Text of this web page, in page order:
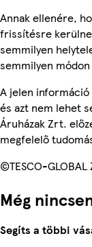
Annak ellenére,
frissítésre
semmilyen
semmilyen
A jelen információ
és azt nem lehet
Áruházak Zrt.
megfelelő
©TESCO-
Még
Segíts a többi